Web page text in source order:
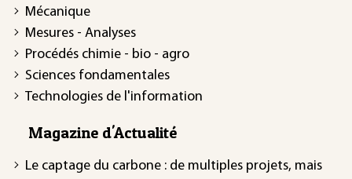
Mécanique
Mesures - Analyses
Procédés chimie - bio - agro
Sciences fondamentales
Technologies de l'information
Magazine d'Actualité
Le captage du carbone : de multiples projets, mais